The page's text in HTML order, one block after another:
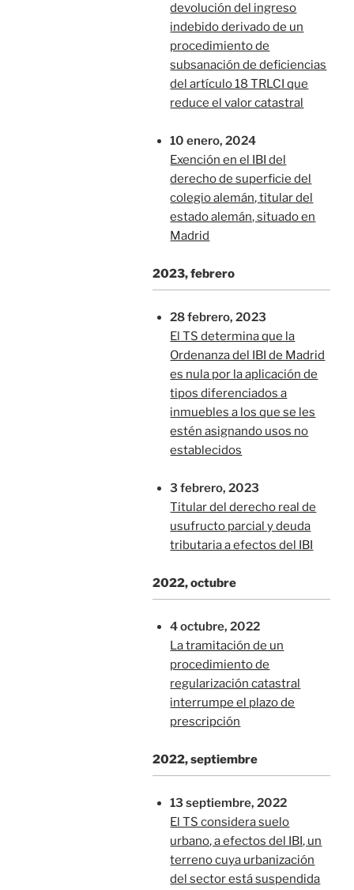
devolución del ingreso
indebido derivado de un
procedimiento de
subsanación de deficiencias
del artículo 18 TRLCI que
reduce el valor catastral
10 enero, 2024
Exención en el IBI del
derecho de superficie del
colegio alemán, titular del
estado alemán, situado en
Madrid
2023, febrero
28 febrero, 2023
El TS determina que la
Ordenanza del IBI de Madrid
es nula por la aplicación de
tipos diferenciados a
inmuebles a los que se les
estén asignando usos no
establecidos
3 febrero, 2023
Titular del derecho real de
usufructo parcial y deuda
tributaria a efectos del IBI
2022, octubre
4 octubre, 2022
La tramitación de un
procedimiento de
regularización catastral
interrumpe el plazo de
prescripción
2022, septiembre
13 septiembre, 2022
El TS considera suelo
urbano, a efectos del IBI, un
terreno cuya urbanización
del sector está suspendida